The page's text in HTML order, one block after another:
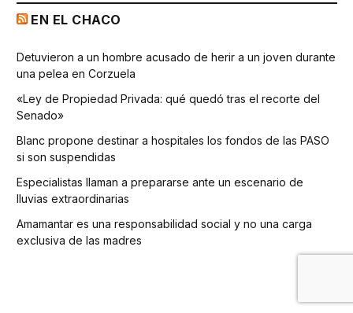
EN EL CHACO
Detuvieron a un hombre acusado de herir a un joven durante
una pelea en Corzuela
«Ley de Propiedad Privada: qué quedó tras el recorte del
Senado»
Blanc propone destinar a hospitales los fondos de las PASO
si son suspendidas
Especialistas llaman a prepararse ante un escenario de
lluvias extraordinarias
Amamantar es una responsabilidad social y no una carga
exclusiva de las madres